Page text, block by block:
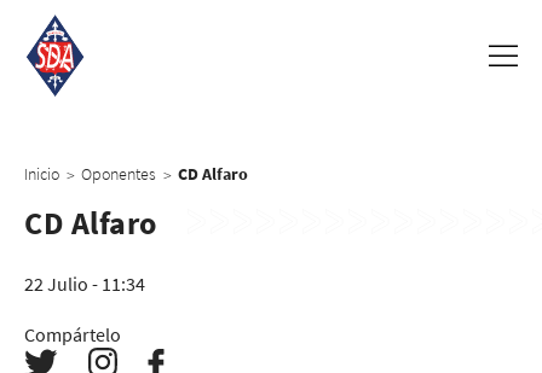
Inicio > Oponentes > CD Alfaro
CD Alfaro
22 Julio - 11:34
Compártelo